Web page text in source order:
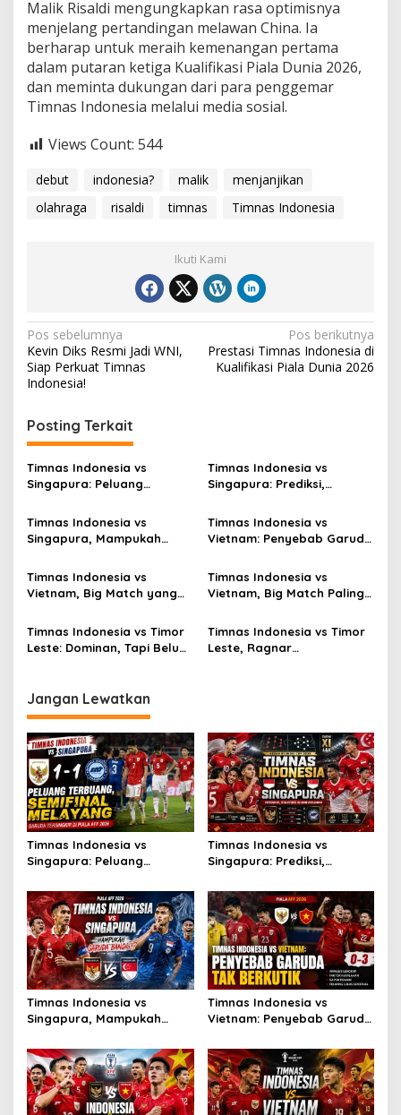
Malik Risaldi mengungkapkan rasa optimisnya
menjelang pertandingan melawan China. Ia
berharap untuk meraih kemenangan pertama
dalam putaran ketiga Kualifikasi Piala Dunia 2026,
dan meminta dukungan dari para penggemar
Timnas Indonesia melalui media sosial.
Views Count: 544
debut indonesia? malik
menjanjikan
olahraga
risaldi timnas Timnas Indonesia
Ikuti Kami
Navigasi
pos
Pos sebelumnya
Kevin Diks Resmi Jadi WNI,
Siap Perkuat Timnas
Indonesia!
Pos berikutnya
Prestasi Timnas Indonesia di
Kualifikasi Piala Dunia 2026
Posting Terkait
Timnas Indonesia vs
Singapura: Peluang
Melayang
Timnas Indonesia vs
Singapura: Prediksi,
Timnas Indonesia vs
Singapura, Mampukah
Timnas Indonesia vs
Vietnam: Penyebab Garuda
Timnas Indonesia vs
Vietnam, Big Match yang
Timnas Indonesia vs
Vietnam, Big Match Paling
Timnas Indonesia vs Timor
Leste: Dominan, Tapi Belum
Timnas Indonesia vs Timor
Leste, Ragnar
Jangan Lewatkan
Timnas Indonesia vs
Singapura: Peluang
Melayang
Timnas Indonesia vs
Singapura: Prediksi,
Timnas Indonesia vs
Singapura, Mampukah
Timnas Indonesia vs
Vietnam: Penyebab Garuda